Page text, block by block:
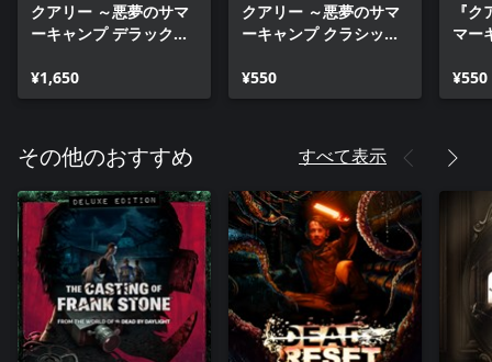
クアリー ～悪夢のサマ
ーキャンプ デラックス
ック
¥1,650
クアリー ～悪夢のサマ
ーキャンプ クラシック
¥550
『
マー
ュー
¥550
その他のおすすめ すべて表示